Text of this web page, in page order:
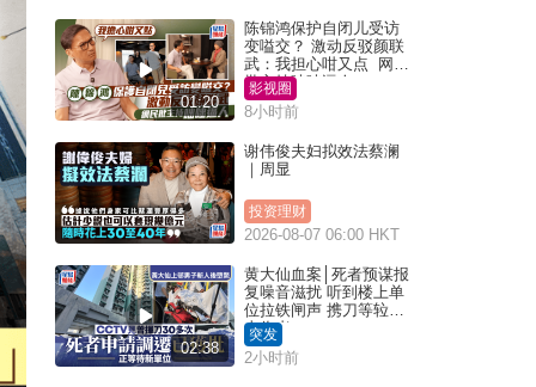
01:20
陈锦鸿保护自闭儿受访
变嗌交？ 激动反驳颜联
武：我担心咁又点 网民
批主持咄咄逼人
影视圈
8小时前
谢伟俊夫妇拟效法蔡澜
｜周显
投资理财
2026-08-07 06:00 HKT
02:38
黄大仙血案│死者预谋报
复噪音滋扰 听到楼上单
位拉铁闸声 携刀等䢂伏
击伤者
突发
2小时前